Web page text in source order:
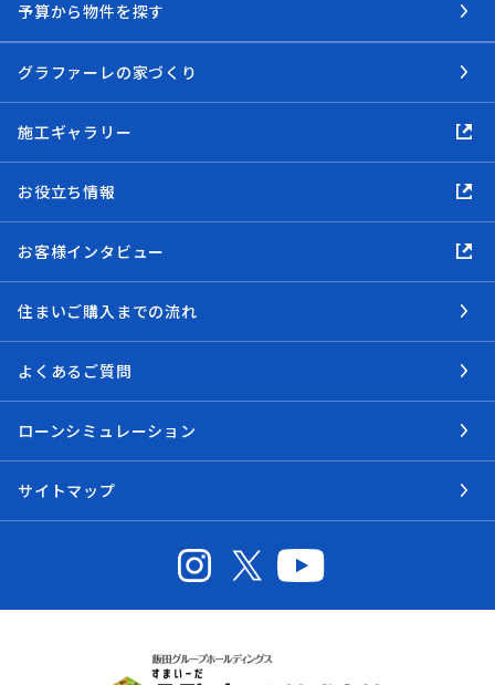
予算から物件を探す
グラファーレの家づくり
施工ギャラリー
お役立ち情報
お客様インタビュー
住まいご購入までの流れ
よくあるご質問
ローンシミュレーション
サイトマップ